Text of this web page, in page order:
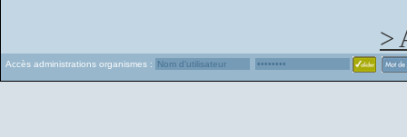
>
Accès administrations organismes :